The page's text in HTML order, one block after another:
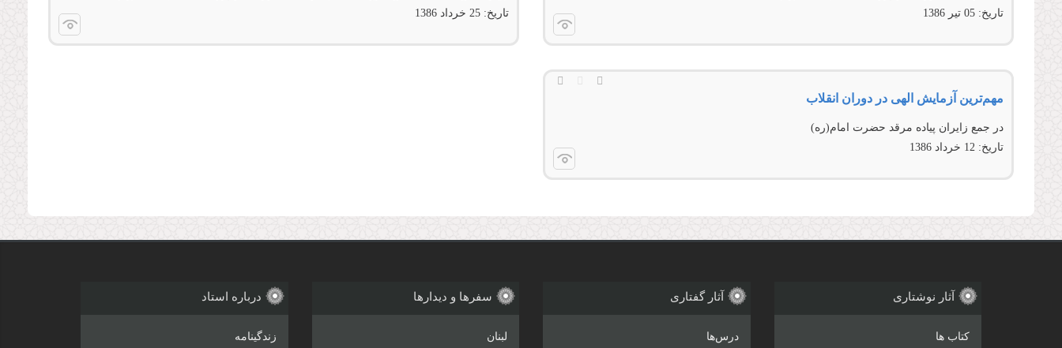
تاریخ: 05 تير 1386
تاریخ: 25 خرداد 1386
مهم‌ترین آزمایش الهی در دوران انقلاب
در جمع زایران پیاده مرقد حضرت امام(ره)
تاریخ: 12 خرداد 1386
آثار نوشتاری
کتاب ها
آثار گفتاری
درس‌ها
سفرها و دیدارها
لبنان
درباره استاد
زندگینامه